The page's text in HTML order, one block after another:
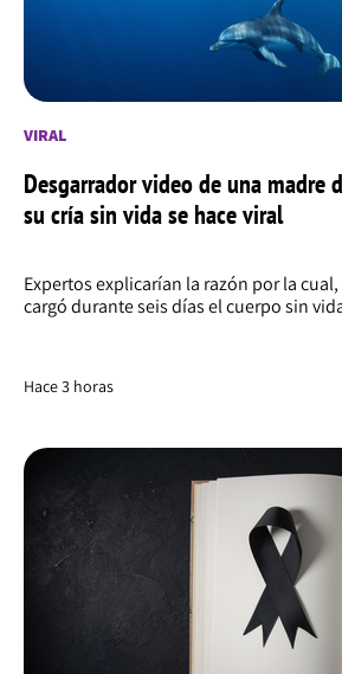
VIRAL
Desgarrador video de una madre
su cría sin vida se hace viral
Expertos explicarían la razón por la
cargó durante seis días el cuerpo sin
Hace 3 horas